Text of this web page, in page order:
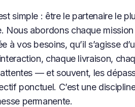
simple : être le partenaire le
Nous abordons chaque
à vos besoins, qu’il s’agisse
chaque livraison,
— et souvent, les
ponctuel. C’est une
permanente.